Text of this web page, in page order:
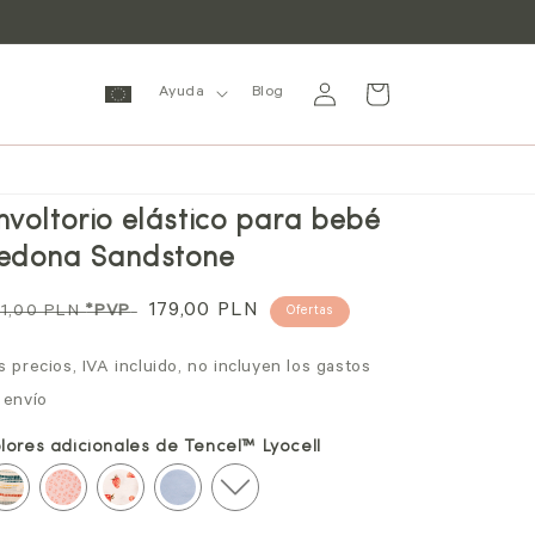
Ayuda Blog
sesión
Carrito
elástico para bebé
Sandstone
PLN*PVP
Precio
oferta
179,00 PLN Ofertas
precios, IVA incluido, no incluyen los gastos
adicionales de Tencel™ Lyocell